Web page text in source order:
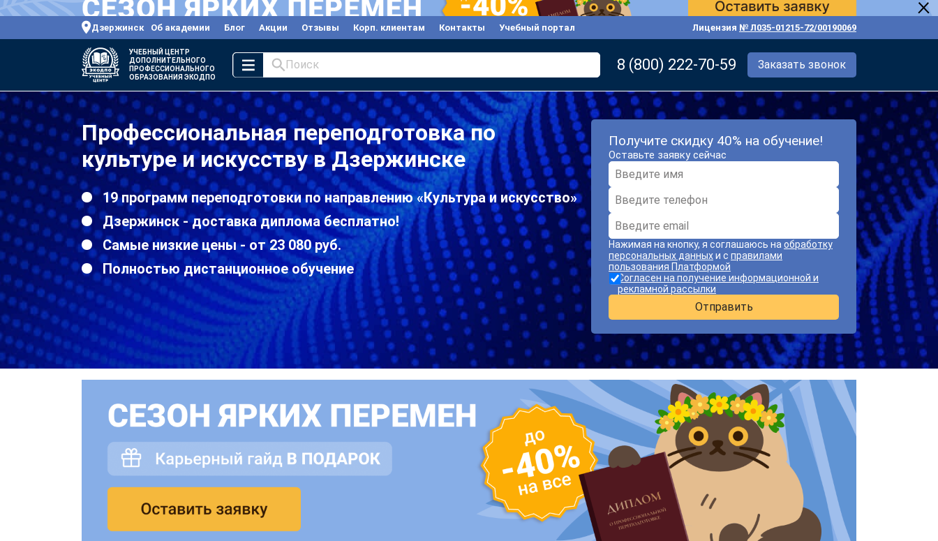
Дзержинск Об академии Блог Акции Отзывы Корп. клиентам Контакты Учебный портал Лицензия № Л035-01215-72/00190069
УЧЕБНЫЙ ЦЕНТР
ДОПОЛНИТЕЛЬНОГО
ПРОФЕССИОНАЛЬНОГО
ОБРАЗОВАНИЯ ЭКОДПО
Поиск 8 (800) 222-70-59 Заказать звонок
Профессиональная переподготовка по
культуре и искусству в Дзержинске
19 программ переподготовки по направлению «Культура и искусство»
Дзержинск - доставка диплома бесплатно!
Самые низкие цены - от 23 080 руб.
Полностью дистанционное обучение
Получите скидку 40% на обучение!
Оставьте заявку сейчас
Нажимая на кнопку, я соглашаюсь на обработку
персональных данныхи с правилами
пользования Платформой
Согласен на получение информационной и
рекламной рассылки
Отправить